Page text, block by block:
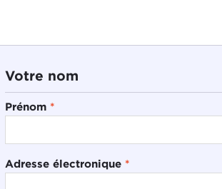
Votre nom
Prénom *
Adresse électronique *